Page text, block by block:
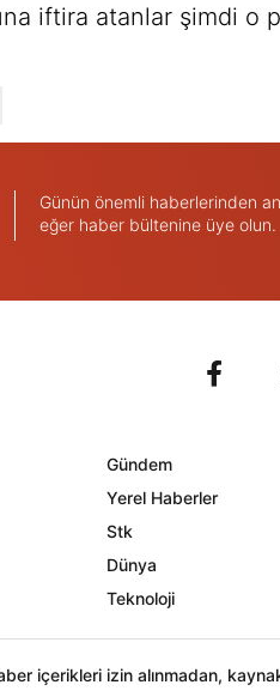
iftira atanlar şimdi o
Günün önemli haberlerinden
eğer haber bültenine üye olun.
Gündem
Yerel Haberler
Stk
Dünya
Teknoloji
içerikleri izin alınmadan,